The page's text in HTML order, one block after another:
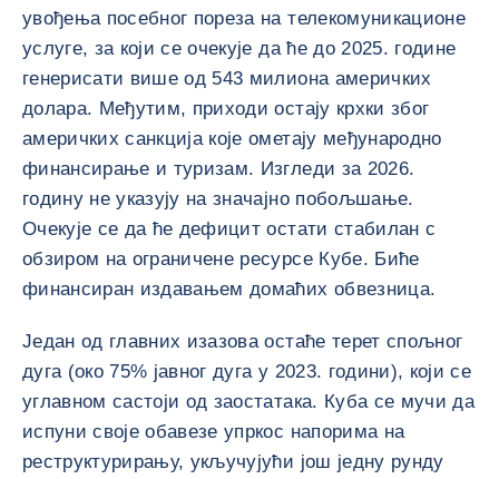
увођења посебног пореза на телекомуникационе
услуге, за који се очекује да ће до 2025. године
генерисати више од 543 милиона америчких
долара. Међутим, приходи остају крхки због
америчких санкција које ометају међународно
финансирање и туризам. Изгледи за 2026.
годину не указују на значајно побољшање.
Очекује се да ће дефицит остати стабилан с
обзиром на ограничене ресурсе Кубе. Биће
финансиран издавањем домаћих обвезница.
Један од главних изазова остаће терет спољног
дуга (око 75% јавног дуга у 2023. години), који се
углавном састоји од заостатака. Куба се мучи да
испуни своје обавезе упркос напорима на
реструктурирању, укључујући још једну рунду